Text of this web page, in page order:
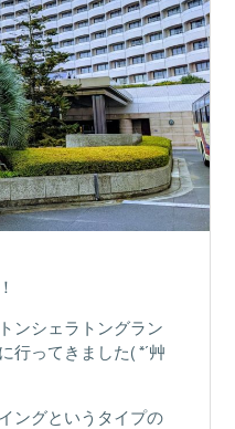
ンシェラトングラン
行ってきました( *´艸
ングというタイプの